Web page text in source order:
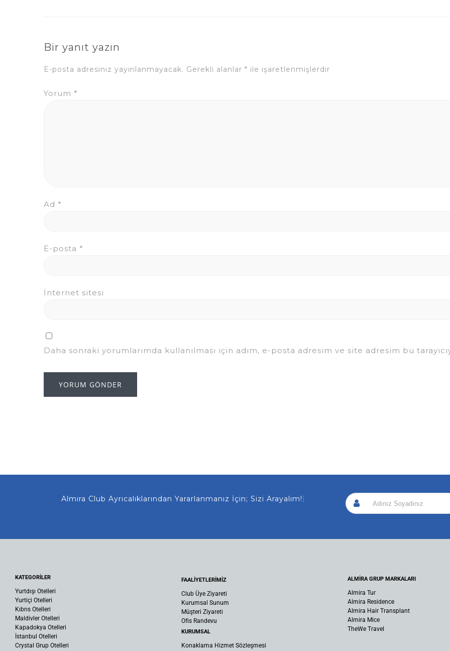
Bir yanıt yazın
E-posta adresiniz yayınlanmayacak. Gerekli alanlar * ile işaretlenmişlerdir
Yorum *
Ad *
E-posta *
İnternet sitesi
Daha sonraki yorumlarımda kullanılması için adım, e-posta adresim ve site adresim bu
Almira Club Ayrıcalıklarından Yararlanmanız İçin; Sizi Arayalım!
KATEGORİLER
Yurtdışı Otelleri
Yurtiçi Otelleri
Kıbrıs Otelleri
Maldivler Otelleri
Kapadokya Otelleri
İstanbul Otelleri
Crystal Grup Otelleri
FAALİYETLERİMİZ
Club Üye Ziyareti
Kurumsal Sunum
Müşteri Ziyareti
Ofis Randevu
KURUMSAL
Konaklama Hizmet Sözleşmesi
ALMİRA GRUP MARKALARI
Almira Tur
Almira Residence
Almira Hair Transplant
Almira Mice
TheWe Travel